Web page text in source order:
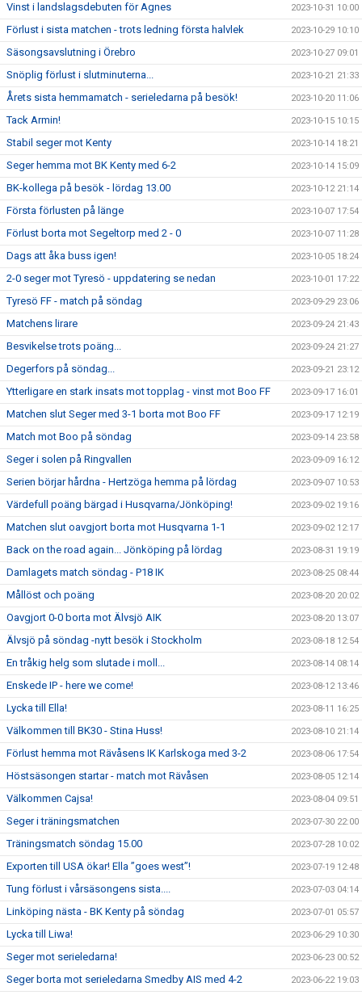
Vinst i landslagsdebuten för Agnes 2023-10-31 10:00
Förlust i sista matchen - trots ledning första halvlek 2023-10-29 10:10
Säsongsavslutning i Örebro 2023-10-27 09:01
Snöplig förlust i slutminuterna... 2023-10-21 21:33
Årets sista hemmamatch - serieledarna på besök! 2023-10-20 11:06
Tack Armin! 2023-10-15 10:15
Stabil seger mot Kenty 2023-10-14 18:21
Seger hemma mot BK Kenty med 6-2 2023-10-14 15:09
BK-kollega på besök - lördag 13.00 2023-10-12 21:14
Första förlusten på länge 2023-10-07 17:54
Förlust borta mot Segeltorp med 2 - 0 2023-10-07 11:28
Dags att åka buss igen! 2023-10-05 18:24
2-0 seger mot Tyresö - uppdatering se nedan 2023-10-01 17:22
Tyresö FF - match på söndag 2023-09-29 23:06
Matchens lirare 2023-09-24 21:43
Besvikelse trots poäng... 2023-09-24 21:27
Degerfors på söndag... 2023-09-21 23:12
Ytterligare en stark insats mot topplag - vinst mot Boo FF 2023-09-17 16:01
Matchen slut Seger med 3-1 borta mot Boo FF 2023-09-17 12:19
Match mot Boo på söndag 2023-09-14 23:58
Seger i solen på Ringvallen 2023-09-09 16:12
Serien börjar hårdna - Hertzöga hemma på lördag 2023-09-07 10:53
Värdefull poäng bärgad i Husqvarna/Jönköping! 2023-09-02 19:16
Matchen slut oavgjort borta mot Husqvarna 1-1 2023-09-02 12:17
Back on the road again... Jönköping på lördag 2023-08-31 19:19
Damlagets match söndag - P18 IK 2023-08-25 08:44
Mållöst och poäng 2023-08-20 20:02
Oavgjort 0-0 borta mot Älvsjö AIK 2023-08-20 13:07
Älvsjö på söndag -nytt besök i Stockholm 2023-08-18 12:54
En tråkig helg som slutade i moll... 2023-08-14 08:14
Enskede IP - here we come! 2023-08-12 13:46
Lycka till Ella! 2023-08-11 16:25
Välkommen till BK30 - Stina Huss! 2023-08-10 21:14
Förlust hemma mot Rävåsens IK Karlskoga med 3-2 2023-08-06 17:54
Höstsäsongen startar - match mot Rävåsen 2023-08-05 12:14
Välkommen Cajsa! 2023-08-04 09:51
Seger i träningsmatchen 2023-07-30 22:00
Träningsmatch söndag 15.00 2023-07-28 10:02
Exporten till USA ökar! Ella ”goes west”! 2023-07-19 12:48
Tung förlust i vårsäsongens sista.... 2023-07-03 04:14
Linköping nästa - BK Kenty på söndag 2023-07-01 05:57
Lycka till Liwa! 2023-06-29 10:30
Seger mot serieledarna! 2023-06-23 00:52
Seger borta mot serieledarna Smedby AIS med 4-2 2023-06-22 19:03